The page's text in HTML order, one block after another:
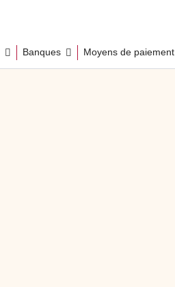
Banques Moyens de paiement